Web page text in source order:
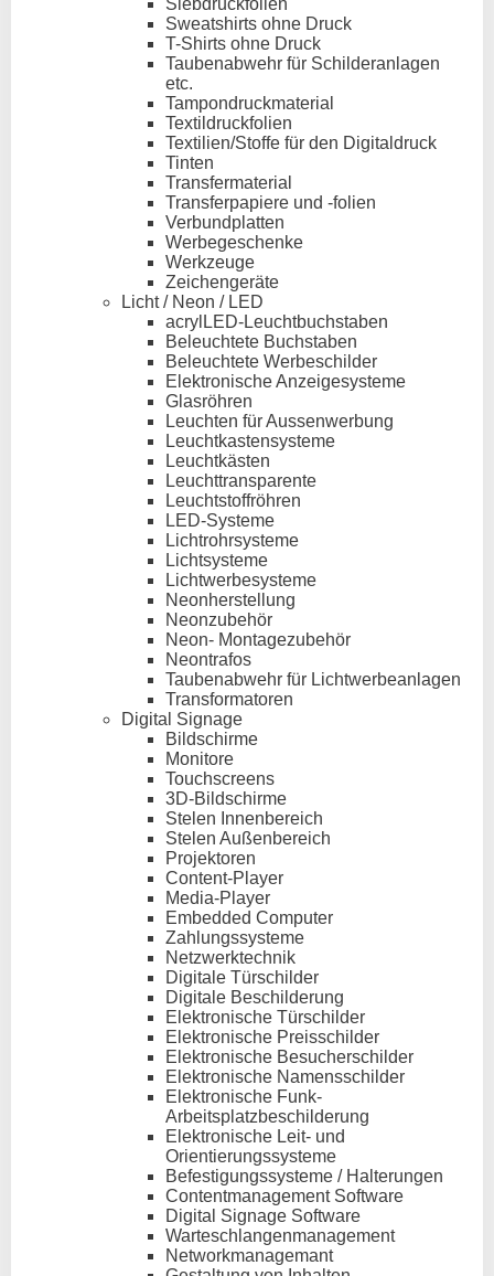
Siebdruckfolien
Sweatshirts ohne Druck
T-Shirts ohne Druck
Taubenabwehr für Schilderanlagen
etc.
Tampondruckmaterial
Textildruckfolien
Textilien/Stoffe für den Digitaldruck
Tinten
Transfermaterial
Transferpapiere und -folien
Verbundplatten
Werbegeschenke
Werkzeuge
Zeichengeräte
Licht / Neon / LED
acrylLED-Leuchtbuchstaben
Beleuchtete Buchstaben
Beleuchtete Werbeschilder
Elektronische Anzeigesysteme
Glasröhren
Leuchten für Aussenwerbung
Leuchtkastensysteme
Leuchtkästen
Leuchttransparente
Leuchtstoffröhren
LED-Systeme
Lichtrohrsysteme
Lichtsysteme
Lichtwerbesysteme
Neonherstellung
Neonzubehör
Neon- Montagezubehör
Neontrafos
Taubenabwehr für Lichtwerbeanlagen
Transformatoren
Digital Signage
Bildschirme
Monitore
Touchscreens
3D-Bildschirme
Stelen Innenbereich
Stelen Außenbereich
Projektoren
Content-Player
Media-Player
Embedded Computer
Zahlungssysteme
Netzwerktechnik
Digitale Türschilder
Digitale Beschilderung
Elektronische Türschilder
Elektronische Preisschilder
Elektronische Besucherschilder
Elektronische Namensschilder
Elektronische Funk-
Arbeitsplatzbeschilderung
Elektronische Leit- und
Orientierungssysteme
Befestigungssysteme / Halterungen
Contentmanagement Software
Digital Signage Software
Warteschlangenmanagement
Networkmanagemant